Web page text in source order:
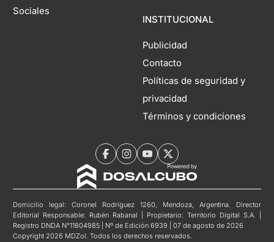
Sociales
INSTITUCIONAL
Publicidad
Contacto
Políticas de seguridad y
privacidad
Términos y condiciones
Domicilio legal: Coronel Rodríguez 1260, Mendoza, Argentina. Director
Editorial Responsable: Rubén Rabanal | Propietario: Territorio Digital S.A. |
Registro DNDA N°11804985 | Nº de Edición 6939 | 07 de agosto de 2026
Copyright 2026 MDZol. Todos los derechos reservados.